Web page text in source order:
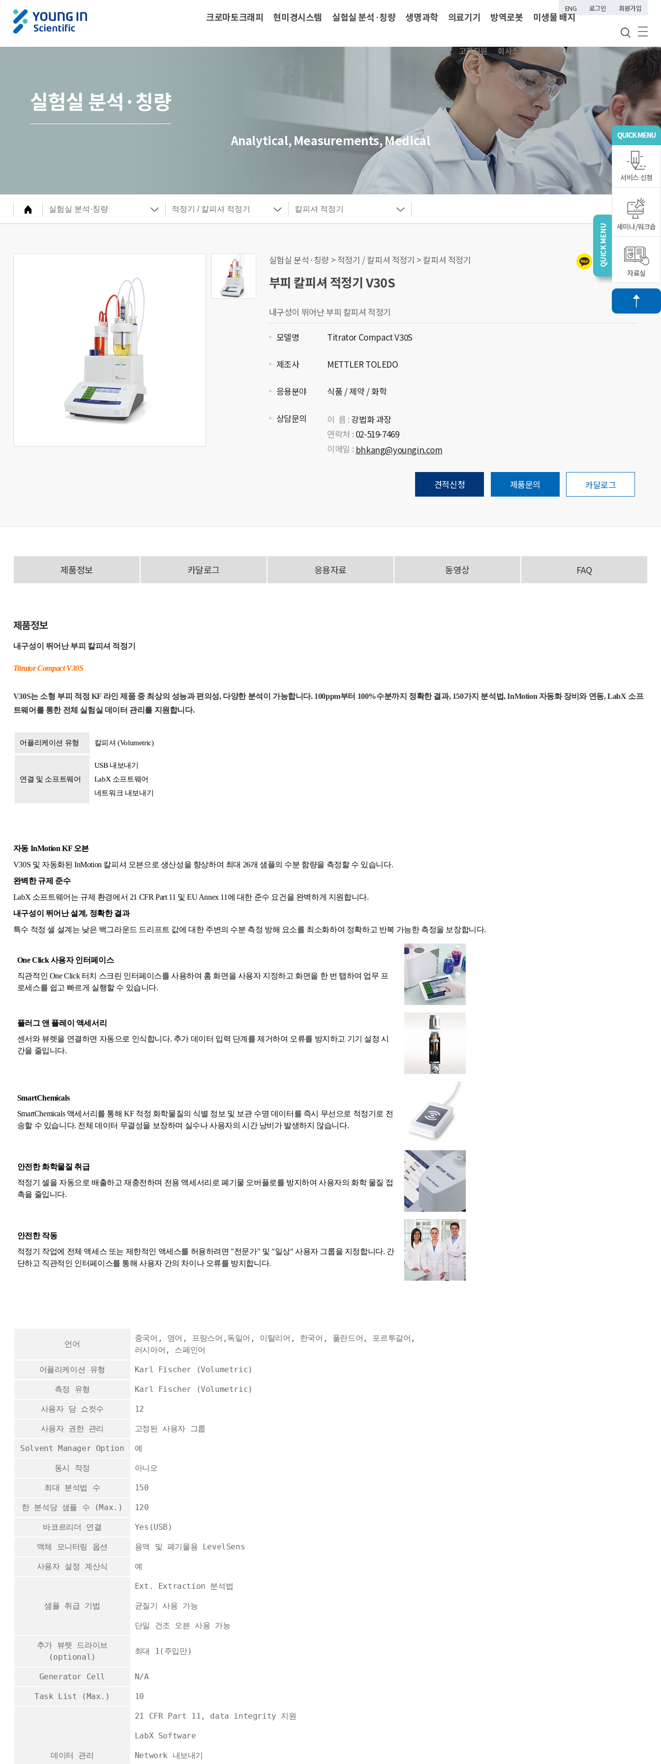
ENG 로그인 회원가입
크로마토크래피 현미경시스템 실험실 분석·칭량 생명과학 의료기기 방역로봇 미생물 배지
브랜드안내
회사소개
고객지원
서비스 신청
세미나/워크숍
자료실
실험실 분석·칭량
Analytical, Measurements, Medical
실험실 분석·칭량 > 적정기 / 칼피셔 적정기 > 칼피셔 적정기
부피 칼피셔 적정기 V30S
내구성이 뛰어난 부피 칼피셔 적정기
모델명 Titrator Compact V30S
제조사 METTLER TOLEDO
응용분야 식품 / 제약 / 화학
상담문의 이 름 : 강법화 과장
연락처 : 02-519-7469
이메일 : bhkang@youngin.com
견적신청 제품문의 카달로그
제품정보 카달로그 응용자료 동영상 FAQ
제품정보
내구성이 뛰어난 부피 칼피셔 적정기
Titrator Compact V30S
V30S는 소형 부피 적정 KF 라인 제품 중 최상의 성능과 편의성, 다양한 분석이 가능합니다. 100ppm부터 100%수분까지 정확한 결과, 150가지 분석법, InMotion 자동화 장비와 연동, LabX 소프
트웨어를 통한 전체 실험실 데이터 관리를 지원합니다.
어플리케이션 유형 칼피셔 (Volumetric)
연결 및 소프트웨어
USB 내보내기
LabX 소프트웨어
네트워크 내보내기
자동 InMotion KF 오븐
V30S 및 자동화된 InMotion 칼피셔 오븐으로 생산성을 향상하여 최대 26개 샘플의 수분 함량을 측정할 수 있습니다.
완벽한 규제 준수
LabX 소프트웨어는 규제 환경에서 21 CFR Part 11 및 EU Annex 11에 대한 준수 요건을 완벽하게 지원합니다.
내구성이 뛰어난 설계, 정확한 결과
특수 적정 셀 설계는 낮은 백그라운드 드리프트 값에 대한 주변의 수분 측정 방해 요소를 최소화하여 정확하고 반복 가능한 측정을 보장합니다.
One Click 사용자 인터페이스
직관적인 One Click 터치 스크린 인터페이스를 사용하여 홈 화면을 사용자 지정하고 화면을 한 번 탭하여 업무 프
로세스를 쉽고 빠르게 실행할 수 있습니다.
플러그 앤 플레이 액세서리
센서와 뷰렛을 연결하면 자동으로 인식합니다. 추가 데이터 입력 단계를 제거하여 오류를 방지하고 기기 설정 시
간을 줄입니다.
SmartChemicals
SmartChemicals 액세서리를 통해 KF 적정 화학물질의 식별 정보 및 보관 수명 데이터를 즉시 무선으로 적정기로 전
송할 수 있습니다. 전체 데이터 무결성을 보장하며 실수나 사용자의 시간 낭비가 발생하지 않습니다.
안전한 화학물질 취급
적정기 셀을 자동으로 배출하고 재충전하며 전용 액세서리로 폐기물 오버플로를 방지하여 사용자의 화학 물질 접
촉을 줄입니다.
안전한 작동
적정기 작업에 전체 액세스 또는 제한적인 액세스를 허용하려면 "전문가" 및 "일상" 사용자 그룹을 지정합니다. 간
단하고 직관적인 인터페이스를 통해 사용자 간의 차이나 오류를 방지합니다.
언어
중국어, 영어, 프랑스어,독일어, 이탈리어, 한국어, 폴란드어, 포르투갈어,
러시아어, 스페인어
어플리케이션 유형 Karl Fischer (Volumetric)
측정 유형 Karl Fischer (Volumetric)
사용자 당 쇼컷수 12
사용자 권한 관리 고정된 사용자 그룹
Solvent Manager Option 예
동시 적정 아니오
최대 분석법 수 150
한 분석당 샘플 수 (Max.) 120
바코르리더 연결 Yes(USB)
액체 모니터링 옵션 용액 및 폐기물용 LevelSens
사용자 설정 계산식 예
샘플 취급 기법
Ext. Extraction 분석법
균질기 사용 가능
단일 건조 오븐 사용 가능
추가 뷰렛 드라이브
(optional)
최대 1(주입만)
Generator Cell N/A
Task List (Max.) 10
데이터 관리
21 CFR Part 11, data integrity 지원
LabX Software
Network 내보내기